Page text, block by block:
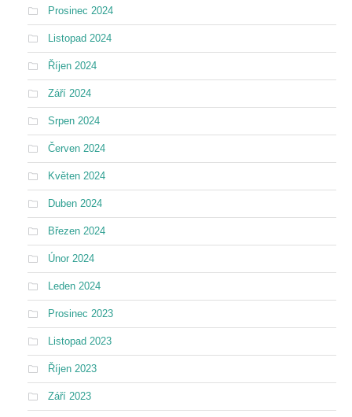
Prosinec 2024
Listopad 2024
Říjen 2024
Září 2024
Srpen 2024
Červen 2024
Květen 2024
Duben 2024
Březen 2024
Únor 2024
Leden 2024
Prosinec 2023
Listopad 2023
Říjen 2023
Září 2023